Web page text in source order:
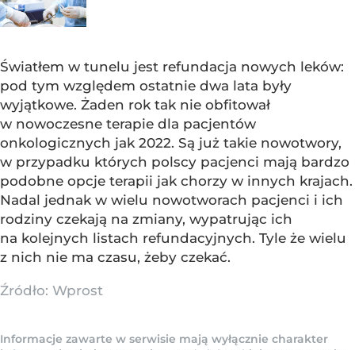
Światłem w tunelu jest refundacja nowych leków:
pod tym względem ostatnie dwa lata były
wyjątkowe. Żaden rok tak nie obfitował
w nowoczesne terapie dla pacjentów
onkologicznych jak 2022. Są już takie nowotwory,
w przypadku których polscy pacjenci mają bardzo
podobne opcje terapii jak chorzy w innych krajach.
Nadal jednak w wielu nowotworach pacjenci i ich
rodziny czekają na zmiany, wypatrując ich
na kolejnych listach refundacyjnych. Tyle że wielu
z nich nie ma czasu, żeby czekać.
Źródło: Wprost
Informacje zawarte w serwisie mają wyłącznie charakter